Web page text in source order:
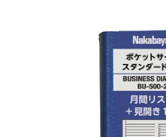
シルバー